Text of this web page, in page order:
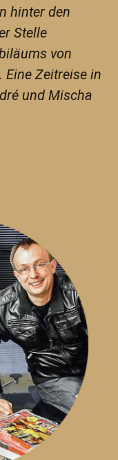
hinter den
Stelle
von
Eine Zeitreise in
und Mischa